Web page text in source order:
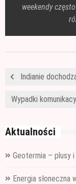
weekendy
Indianie
Wypadki
Aktualności
Geotermia – plusy i
Energia słoneczna